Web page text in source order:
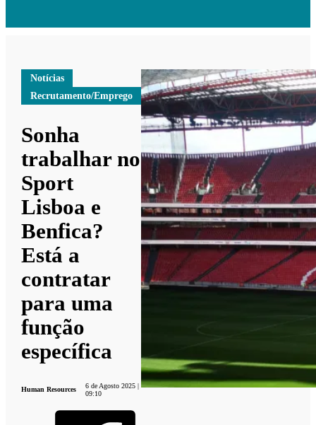
Notícias
Recrutamento/Emprego
Sonha
trabalhar no
Sport
Lisboa e
Benfica?
Está a
contratar
para uma
função
específica
Human Resources
6 de Agosto 2025 |
09:10